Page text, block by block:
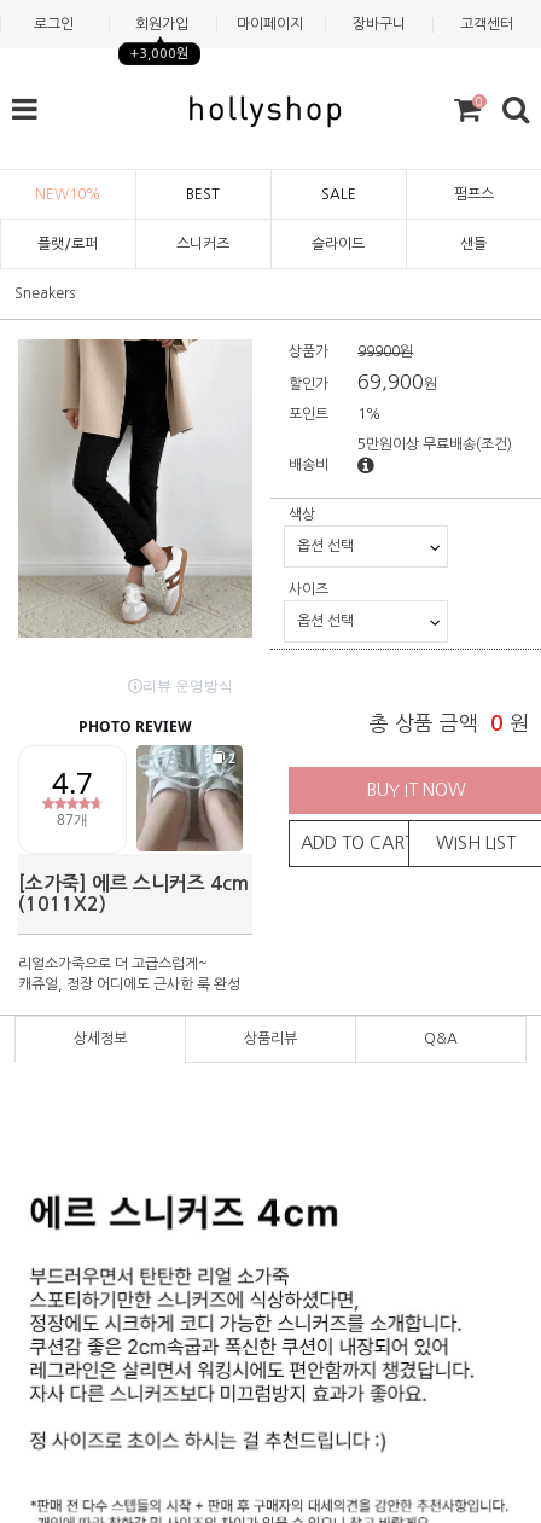
로그인 회원가입
+3,000원
마이페이지 장바구니 고객센터
0
NEW10% BEST SALE 펌프스
플랫/로퍼 스니커즈 슬라이드 샌들
Sneakers
[소가죽] 에르 스니커즈 4cm
(1011X2)
리얼소가죽으로 더 고급스럽게~
캐쥬얼, 정장 어디에도 근사한 룩 완성
상품가 99900원
할인가 69,900원
포인트 1%
배송비
5만원이상 무료배송(조건)
색상
사이즈
총 상품 금액 0 원
BUY IT NOW
ADD TO CART WISH LIST
상세정보 상품리뷰 Q&A